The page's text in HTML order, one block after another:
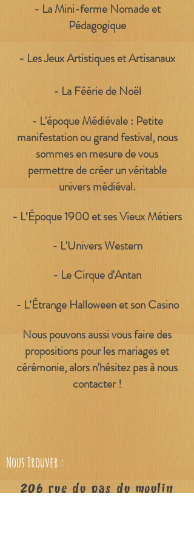
- La Mini-ferme Nomade et
Pédagogique
- Les Jeux Artistiques et Artisanaux
- La Féérie de Noël
- L'époque Médiévale : Petite
manifestation ou grand festival, nous
sommes en mesure de vous
permettre de créer un véritable
univers médiéval.
- L’Époque 1900et ses Vieux Métiers
- L'Univers Western
- Le Cirque d'Antan
- L’Étrange Halloween et son Casino
Nous pouvons aussi vous faire des
propositions pour les mariages et
cérémonie, alors n'hésitez pas à nous
contacter !
Nous Trouver :
206 rue du pas du moulin